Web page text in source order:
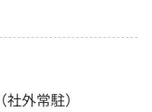
外常駐）